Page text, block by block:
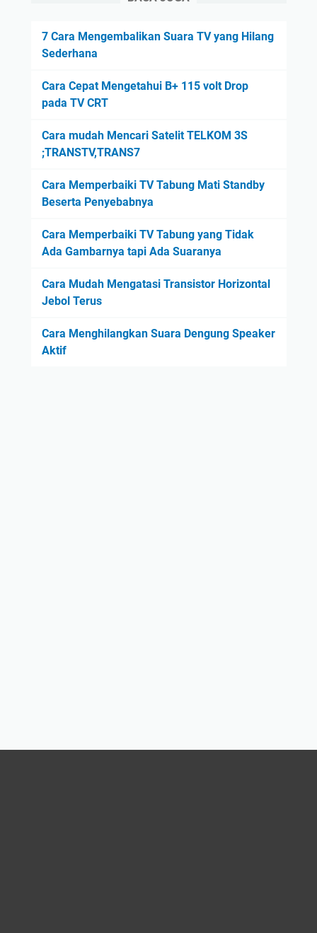
7 Cara Mengembalikan Suara TV yang Hilang
Sederhana
Cara Cepat Mengetahui B+ 115 volt Drop
pada TV CRT
Cara mudah Mencari Satelit TELKOM 3S
;TRANSTV,TRANS7
Cara Memperbaiki TV Tabung Mati Standby
Beserta Penyebabnya
Cara Memperbaiki TV Tabung yang Tidak
Ada Gambarnya tapi Ada Suaranya
Cara Mudah Mengatasi Transistor Horizontal
Jebol Terus
Cara Menghilangkan Suara Dengung Speaker
Aktif